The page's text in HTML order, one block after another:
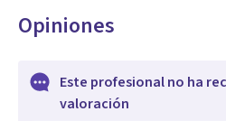
Opiniones
Este profesional no ha
valoración